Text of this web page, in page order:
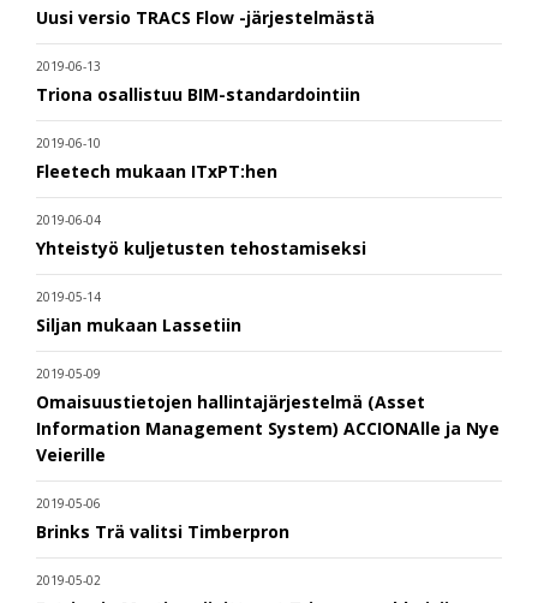
Uusi versio TRACS Flow -järjestelmästä
2019-06-13
Triona osallistuu BIM-standardointiin
2019-06-10
Fleetech mukaan ITxPT:hen
2019-06-04
Yhteistyö kuljetusten tehostamiseksi
2019-05-14
Siljan mukaan Lassetiin
2019-05-09
Omaisuustietojen hallintajärjestelmä (Asset
Information Management System) ACCIONAlle ja Nye
Veierille
2019-05-06
Brinks Trä valitsi Timberpron
2019-05-02